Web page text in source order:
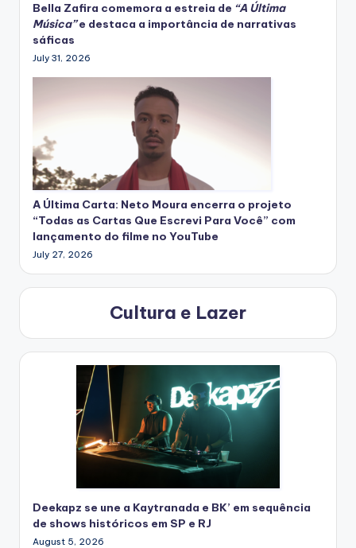
Bella Zafira comemora a estreia de “A Última
Música”e destaca a importância de narrativas
sáficas
July 31, 2026
A Última Carta: Neto Moura encerra o projeto
“Todas as Cartas Que Escrevi Para Você” com
lançamento do filme no YouTube
July 27, 2026
Cultura e Lazer
Deekapz se une a Kaytranada e BK’ em sequência
de shows históricos em SP e RJ
August 5, 2026